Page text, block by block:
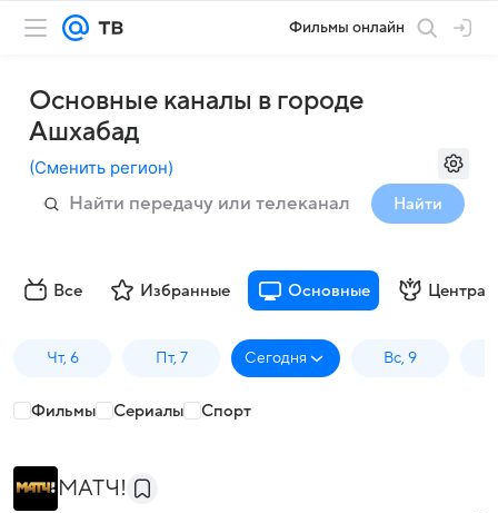
Фильмы онлайн
Основные каналы в городе
Ашхабад
(Сменить регион)
Найти
Все Избранные Основные
Чт, 6 Пт, 7 Сегодня Вс, 9
Фильмы Сериалы Спорт
МАТЧ!